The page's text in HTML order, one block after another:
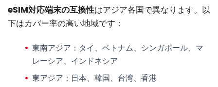
eSIM対応端末の互換性はアジア各国で異なります。以
下はカバー率の高い地域です：
東南アジア ：タイ、ベトナム、シンガポール、マ
レーシア、インドネシア
東アジア ：日本、韓国、台湾、香港